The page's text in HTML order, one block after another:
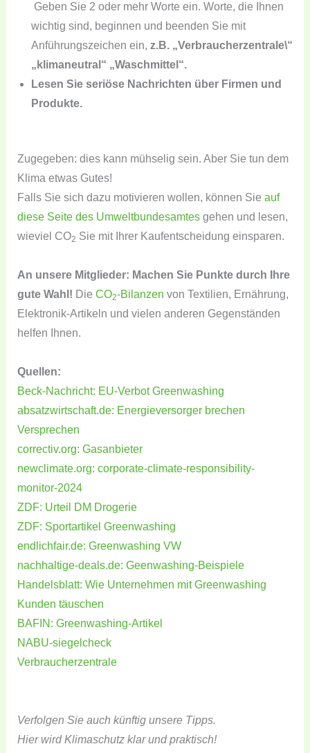
Geben Sie 2 oder mehr Worte ein. Worte, die Ihnen
wichtig sind, beginnen und beenden Sie mit
Anführungszeichen ein, z.B. „Verbraucherzentrale\“
„klimaneutral“ „Waschmittel“.
Lesen Sie seriöse Nachrichten über Firmen und
Produkte.
Zugegeben: dies kann mühselig sein. Aber Sie tun dem
Klima etwas Gutes!
Falls Sie sich dazu motivieren wollen, können Sie auf
diese Seite des Umweltbundesamtesgehen und lesen,
wieviel CO2 Sie mit Ihrer Kaufentscheidung einsparen.
An unsere Mitglieder: Machen Sie Punkte durch Ihre
gute Wahl! Die CO2-Bilanzen von Textilien, Ernährung,
Elektronik-Artikeln und vielen anderen Gegenständen
helfen Ihnen.
Quellen:
Beck-Nachricht: EU-Verbot Greenwashing
absatzwirtschaft.de: Energieversorger brechen
Versprechen
correctiv.org: Gasanbieter
newclimate.org: corporate-climate-responsibility-
monitor-2024
ZDF: Urteil DM Drogerie
ZDF: Sportartikel Greenwashing
endlichfair.de: Greenwashing VW
nachhaltige-deals.de: Geenwashing-Beispiele
Handelsblatt: Wie Unternehmen mit Greenwashing
Kunden täuschen
BAFIN: Greenwashing-Artikel
NABU-siegelcheck
Verbraucherzentrale
Verfolgen Sie auch künftig unsere Tipps.
Hier wird Klimaschutz klar und praktisch!